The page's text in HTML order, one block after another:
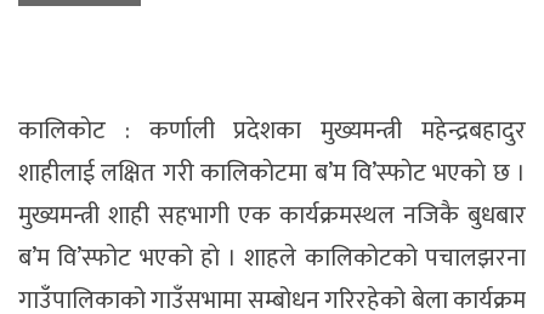
कालिकाेट : कर्णाली प्रदेशका मुख्यमन्त्री महेन्द्रबहादुर
शाहीलाई लक्षित गरी कालिकाेटमा ब’म वि’स्फाेट भएकाे छ ।
मुख्यमन्त्री शाही सहभागी एक कार्यक्रमस्थल नजिकै बुधबार
ब’म वि’स्फोट भएको हाे । शाहले कालिकोटको पचालझरना
गाउँपालिकाको गाउँसभामा सम्बोधन गरिरहेको बेला कार्यक्रम